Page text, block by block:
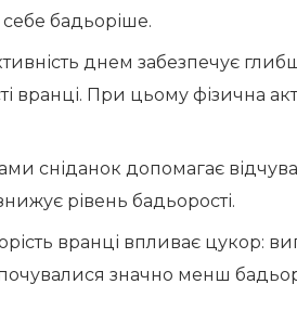
бадьоріше.
днем ​​забезпечує
вранці. При цьому фізична
сніданок допомагає
рівень бадьорості.
вранці впливає цукор:
значно менш